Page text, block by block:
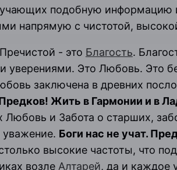
подобную
напрямую с чистотой,
- это Благость.
уверениями. Это Любовь. Это
заключена в древних
Жить в Гармонии и в
Любовь и Забота о старших,
уважение. Боги нас не учат.
высокие частоты, что
возле Алтарей, да и каждое